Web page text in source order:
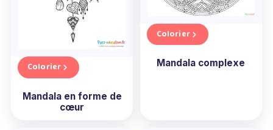
Colorier
Mandala en forme de
cœur
Colorier
Mandala complexe